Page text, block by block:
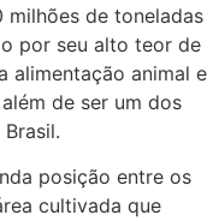
milhões de toneladas
por seu alto teor de
alimentação animal e
de ser um dos
posição entre os
cultivada que